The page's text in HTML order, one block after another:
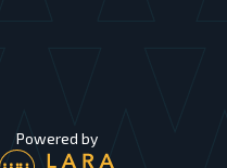
Powered by